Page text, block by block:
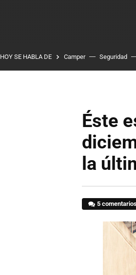
HOY SE HABLA DE Camper Seguridad
Éste
la
5